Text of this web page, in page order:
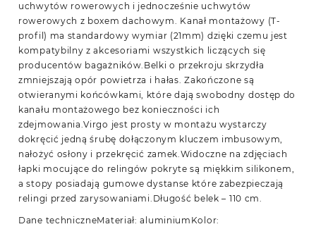
uchwytów rowerowych i jednocześnie uchwytów
rowerowych z boxem dachowym. Kanał montażowy (T-
profil) ma standardowy wymiar (21mm) dzięki czemu jest
kompatybilny z akcesoriami wszystkich liczących się
producentów bagażników.Belki o przekroju skrzydła
zmniejszają opór powietrza i hałas. Zakończone są
otwieranymi końcówkami, które dają swobodny dostęp do
kanału montażowego bez konieczności ich
zdejmowania.Virgo jest prosty w montażu wystarczy
dokręcić jedną śrubę dołączonym kluczem imbusowym,
nałożyć osłony i przekręcić zamek.Widoczne na zdjęciach
łapki mocujące do relingów pokryte są miękkim silikonem,
a stopy posiadają gumowe dystanse które zabezpieczają
relingi przed zarysowaniami.Długość belek – 110 cm.
Dane techniczneMateriał: aluminiumKolor: